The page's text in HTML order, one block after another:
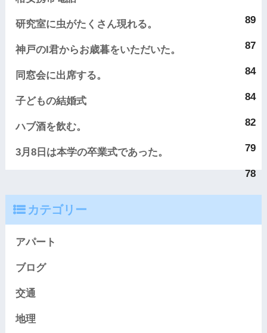
89
研究室に虫がたくさん現れる。
87
神戸のI君からお歳暮をいただいた。
84
同窓会に出席する。
84
子どもの結婚式
82
ハブ酒を飲む。
79
3月8日は本学の卒業式であった。
78
カテゴリー
アパート
ブログ
交通
地理